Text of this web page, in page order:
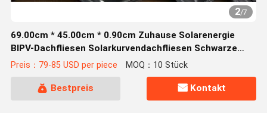
2/7
69.00cm * 45.00cm * 0.90cm Zuhause Solarenergie
BIPV-Dachfliesen Solarkurvendachfliesen Schwarze
Solarpaneele Dachfliesen Photovoltaik
Preis：79-85 USD per piece MOQ：10 Stück
Bestpreis Kontakt